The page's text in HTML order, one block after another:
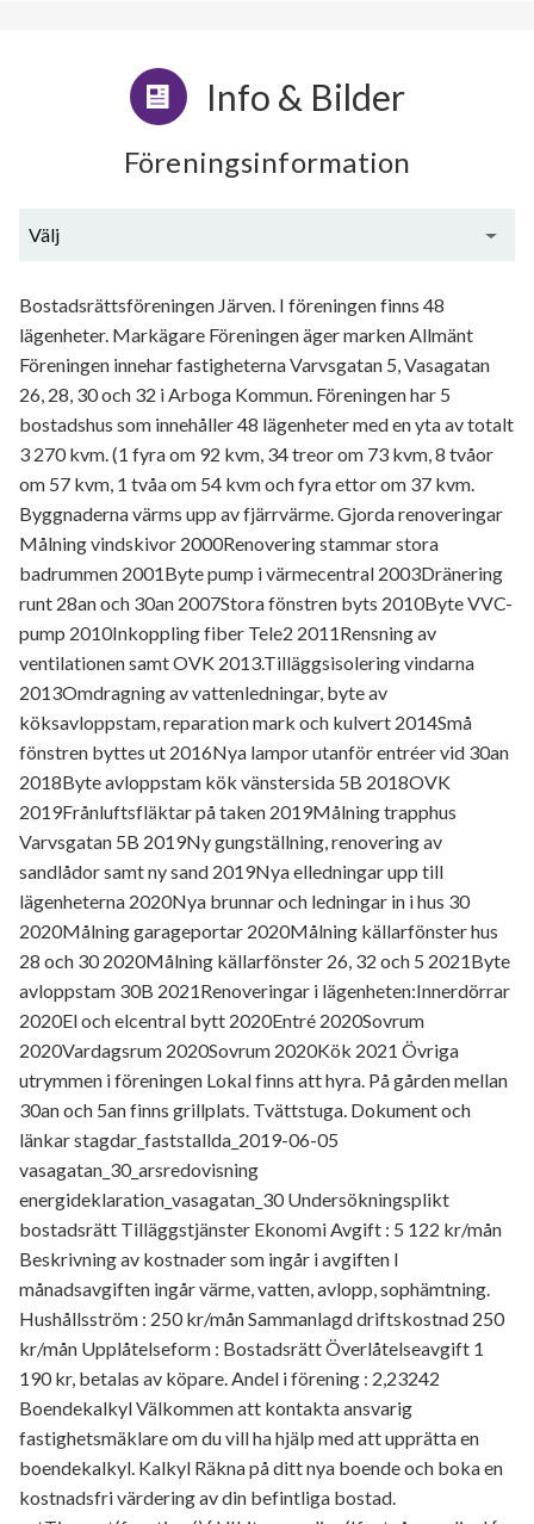
Info & Bilder
Föreningsinformation
Välj
Bostadsrättsföreningen Järven. I föreningen finns 48
lägenheter. Markägare Föreningen äger marken Allmänt
Föreningen innehar fastigheterna Varvsgatan 5, Vasagatan
26, 28, 30 och 32 i Arboga Kommun. Föreningen har 5
bostadshus som innehåller 48 lägenheter med en yta av totalt
3 270 kvm. (1 fyra om 92 kvm, 34 treor om 73 kvm, 8 tvåor
om 57 kvm, 1 tvåa om 54 kvm och fyra ettor om 37 kvm.
Byggnaderna värms upp av fjärrvärme. Gjorda renoveringar
Målning vindskivor 2000Renovering stammar stora
badrummen 2001Byte pump i värmecentral 2003Dränering
runt 28an och 30an 2007Stora fönstren byts 2010Byte VVC-
pump 2010Inkoppling fiber Tele2 2011Rensning av
ventilationen samt OVK 2013.Tilläggsisolering vindarna
2013Omdragning av vattenledningar, byte av
köksavloppstam, reparation mark och kulvert 2014Små
fönstren byttes ut 2016Nya lampor utanför entréer vid 30an
2018Byte avloppstam kök vänstersida 5B 2018OVK
2019Frånluftsfläktar på taken 2019Målning trapphus
Varvsgatan 5B 2019Ny gungställning, renovering av
sandlådor samt ny sand 2019Nya elledningar upp till
lägenheterna 2020Nya brunnar och ledningar in i hus 30
2020Målning garageportar 2020Målning källarfönster hus
28 och 30 2020Målning källarfönster 26, 32 och 5 2021Byte
avloppstam 30B 2021Renoveringar i lägenheten:Innerdörrar
2020El och elcentral bytt 2020Entré 2020Sovrum
2020Vardagsrum 2020Sovrum 2020Kök 2021 Övriga
utrymmen i föreningen Lokal finns att hyra. På gården mellan
30an och 5an finns grillplats. Tvättstuga. Dokument och
länkar stagdar_faststallda_2019-06-05
vasagatan_30_arsredovisning
energideklaration_vasagatan_30 Undersökningsplikt
bostadsrätt Tilläggstjänster Ekonomi Avgift : 5 122 kr/mån
Beskrivning av kostnader som ingår i avgiften I
månadsavgiften ingår värme, vatten, avlopp, sophämtning.
Hushållsström : 250 kr/mån Sammanlagd driftskostnad 250
kr/mån Upplåtelseform : Bostadsrätt Överlåtelseavgift 1
190 kr, betalas av köpare. Andel i förening : 2,23242
Boendekalkyl Välkommen att kontakta ansvarig
fastighetsmäklare om du vill ha hjälp med att upprätta en
boendekalkyl. Kalkyl Räkna på ditt nya boende och boka en
kostnadsfri värdering av din befintliga bostad.